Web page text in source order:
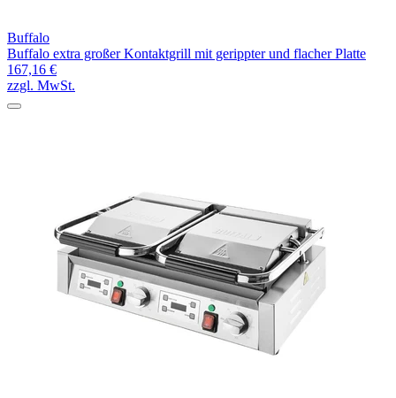
Buffalo
Buffalo extra großer Kontaktgrill mit gerippter und flacher Platte
167,16 €
zzgl. MwSt.